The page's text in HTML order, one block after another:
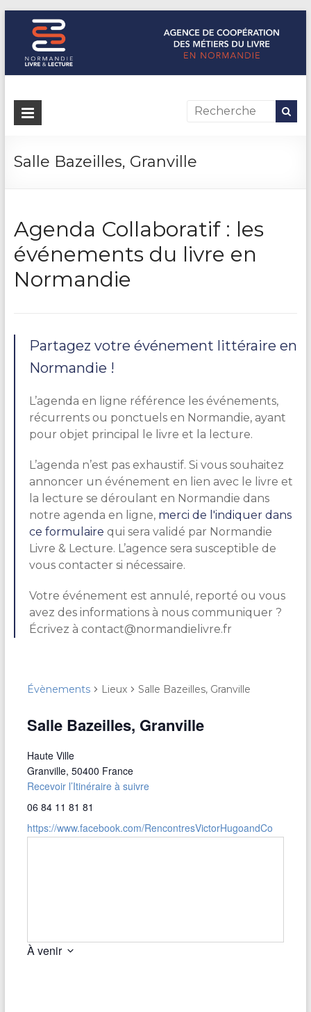
Normandie Livre & Lecture
L'agence de coopération des métiers du livre en Normandie
Salle Bazeilles, Granville
Agenda Collaboratif : les
événements du livre en
Normandie
Partagez votre événement littéraire en
Normandie !
L’agenda en ligne référence les événements,
récurrents ou ponctuels en Normandie, ayant
pour objet principal le livre et la lecture.
L’agenda n’est pas exhaustif. Si vous souhaitez
annoncer un événement en lien avec le livre et
la lecture se déroulant en Normandie dans
notre agenda en ligne, merci de l'indiquer dans
ce formulaire qui sera validé par Normandie
Livre & Lecture. L’agence sera susceptible de
vous contacter si nécessaire.
Votre événement est annulé, reporté ou vous
avez des informations à nous communiquer ?
Écrivez à contact@normandielivre.fr
Évènements Lieux Salle Bazeilles, Granville
Salle Bazeilles, Granville
Haute Ville
Granville, 50400 France
Recevoir l’Itinéraire à suivre
06 84 11 81 81
https://www.facebook.com/RencontresVictorHugoandCo
À venir